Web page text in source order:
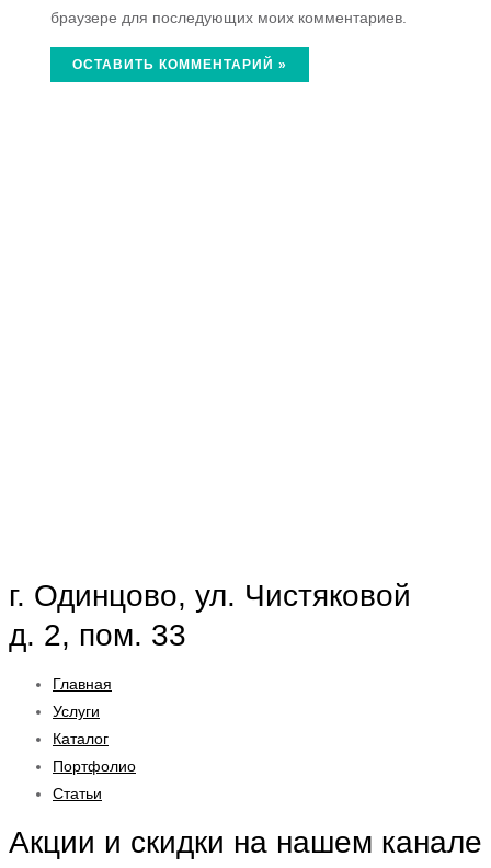
браузере для последующих моих комментариев.
г. Одинцово, ул. Чистяковой
д. 2, пом. 33
Главная
Услуги
Каталог
Портфолио
Статьи
Акции и скидки на нашем канале